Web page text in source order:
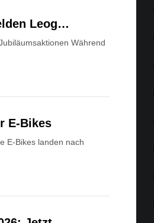
Leog…
Während
E-Bikes
E-Bikes landen nach